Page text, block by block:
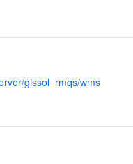
gissol_rmqs/wms